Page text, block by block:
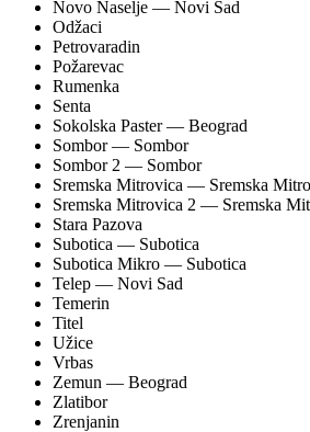
Novo Naselje — Novi Sad
Odžaci
Petrovaradin
Požarevac
Rumenka
Senta
Sokolska Paster — Beograd
Sombor — Sombor
Sombor 2 — Sombor
Sremska Mitrovica — Sremska
Sremska Mitrovica 2 — Sremska
Stara Pazova
Subotica — Subotica
Subotica Mikro — Subotica
Telep — Novi Sad
Temerin
Titel
Užice
Vrbas
Zemun — Beograd
Zlatibor
Zrenjanin